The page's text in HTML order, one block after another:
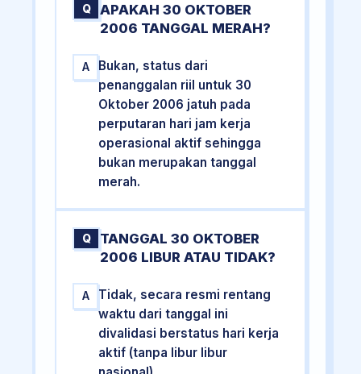
Q
APAKAH 30 OKTOBER
2006 TANGGAL MERAH?
A
Bukan, status dari
penanggalan riil untuk 30
Oktober 2006 jatuh pada
perputaran hari jam kerja
operasional aktif sehingga
bukan merupakan tanggal
merah.
Q
TANGGAL 30 OKTOBER
2006 LIBUR ATAU TIDAK?
A
Tidak, secara resmi rentang
waktu dari tanggal ini
divalidasi berstatus hari kerja
aktif (tanpa libur libur